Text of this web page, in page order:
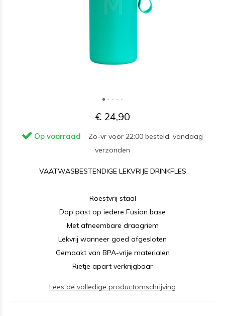
€ 24,90
Op voorraad
Zo-vr voor 22:00 besteld, vandaag
verzonden
VAATWASBESTENDIGE LEKVRIJE DRINKFLES
Roestvrij staal
Dop past op iedere Fusion base
Met afneembare draagriem
Lekvrij wanneer goed afgesloten
Gemaakt van BPA-vrije materialen
Rietje apart verkrijgbaar
Lees de volledige productomschrijving